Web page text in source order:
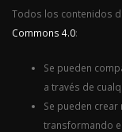
Todos los contenidos
Commons 4.0:
Se pueden
a través de
Se pueden
transformando